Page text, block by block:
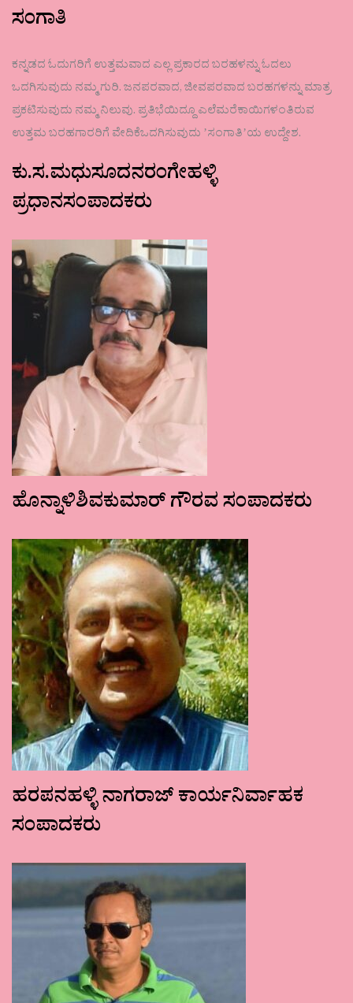
ಸಂಗಾತಿ
ಕನ್ನಡದ ಓದುಗರಿಗೆ ಉತ್ತಮವಾದ ಎಲ್ಲ ಪ್ರಕಾರದ ಬರಹಳನ್ನು ಓದಲು
ಒದಗಿಸುವುದು ನಮ್ಮ ಗುರಿ. ಜನಪರವಾದ, ಜೀವಪರವಾದ ಬರಹಗಳನ್ನು ಮಾತ್ರ
ಪ್ರಕಟಿಸುವುದು ನಮ್ಮ ನಿಲುವು. ಪ್ರತಿಭೆಯಿದ್ದೂ ಎಲೆಮರೆಕಾಯಿಗಳಂತಿರುವ
ಉತ್ತಮ ಬರಹಗಾರರಿಗೆ ವೇದಿಕೆಒದಗಿಸುವುದು ʼಸಂಗಾತಿʼಯ ಉದ್ದೇಶ.
ಕು.ಸ.ಮಧುಸೂದನರಂಗೇಹಳ್ಳಿ
ಪ್ರಧಾನಸಂಪಾದಕರು
ಹೊನ್ನಾಳಿಶಿವಕುಮಾರ್ ಗೌರವ ಸಂಪಾದಕರು
ಹರಪನಹಳ್ಳಿ ನಾಗರಾಜ್ ಕಾರ್ಯನಿರ್ವಾಹಕ
ಸಂಪಾದಕರು